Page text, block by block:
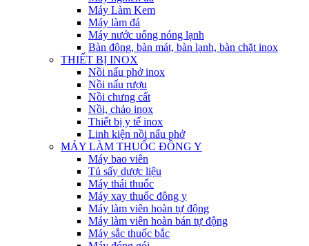
Máy Làm Kem
Máy làm đá
Máy nước uống nóng lạnh
Bàn đông, bàn mát, bàn lạnh, bàn chặt inox
THIẾT BỊ INOX
Nồi nấu phở inox
Nồi nấu rượu
Nồi chưng cất
Nồi, chảo inox
Thiết bị y tế inox
Linh kiện nồi nấu phở
MÁY LÀM THUỐC ĐÔNG Y
Máy bao viên
Tủ sấy dược liệu
Máy thái thuốc
Máy xay thuốc đông y
Máy làm viên hoàn tự động
Máy làm viên hoàn bán tự động
Máy sắc thuốc bắc